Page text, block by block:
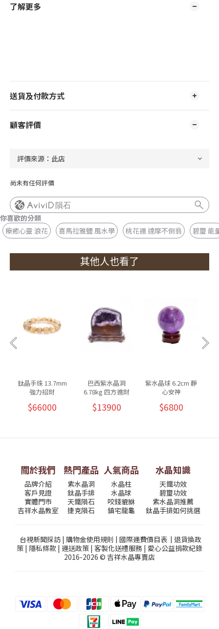
了解更多
送貨及付款方式
顧客評價
尚未有任何評價
隕石
你喜歡的分類
療癒心靈 浪花
喜馬拉雅鹽 風水學 桃花運 達摩不倒翁 碧璽 能
其他人也看了
鈦晶手珠 13.7mm
強力招財
$66000
巴西紫水晶洞
6.78kg 四方進財
$13900
紫水晶球 6.2cm 靜
心安神
$6800
關於我們
品牌介紹
客戶見證
實體門市
吉祥水晶教室
熱門產品
紫水晶洞
鈦晶手排
天鐵隕石
捷克隕石
人氣商品
水晶柱
水晶球
咬錢貔貅
鎮宅龍龜
水晶知識
天鐵功效
碧璽功效
紫水晶洞推薦
鈦晶手排如何挑選
台視新聞採訪| 購物金使用規則 | 國際運費價目表| 退貨換政
策 | 隱私條款 | 運送政策 | 客製化送禮服務 | 愛心公益捐款紀錄
2016-2026 © 吉祥水晶專賣店